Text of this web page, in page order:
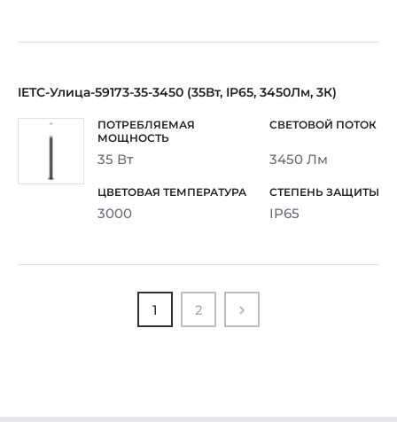
IETC-Улица-59173-35-3450 (35Вт, IP65, 3450Лм, 3К)
35 Вт 3450 Лм
3000 IP65
1 2